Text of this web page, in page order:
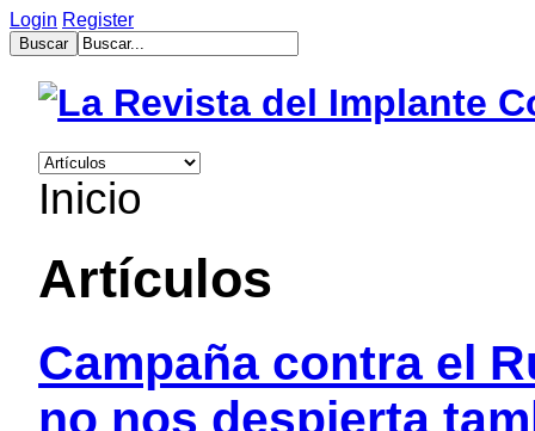
Login Register
Inicio
Artículos
Campaña contra el
no nos despierta
muğla
escort
bayan
escort
aydın
bayan
escort
çanakkale
escort
balıkesir
escort
tekirdağ
escort
gebzet